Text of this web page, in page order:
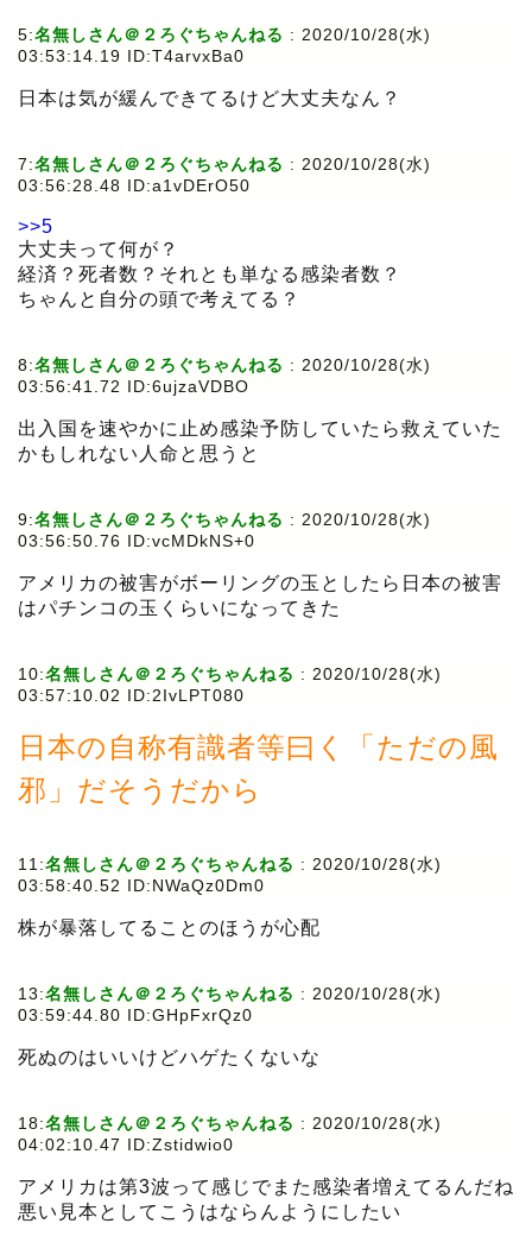
5:名無しさん＠２ろぐちゃんねる : 2020/10/28(水)
03:53:14.19 ID:T4arvxBa0
日本は気が緩んできてるけど大丈夫なん？
7:名無しさん＠２ろぐちゃんねる : 2020/10/28(水)
03:56:28.48 ID:a1vDErO50
>>5
大丈夫って何が？
経済？死者数？それとも単なる感染者数？
ちゃんと自分の頭で考えてる？
8:名無しさん＠２ろぐちゃんねる : 2020/10/28(水)
03:56:41.72 ID:6ujzaVDBO
出入国を速やかに止め感染予防していたら救えていた
かもしれない人命と思うと
9:名無しさん＠２ろぐちゃんねる : 2020/10/28(水)
03:56:50.76 ID:vcMDkNS+0
アメリカの被害がボーリングの玉としたら日本の被害
はパチンコの玉くらいになってきた
10:名無しさん＠２ろぐちゃんねる : 2020/10/28(水)
03:57:10.02 ID:2IvLPT080
日本の自称有識者等曰く「ただの風
邪」だそうだから
11:名無しさん＠２ろぐちゃんねる : 2020/10/28(水)
03:58:40.52 ID:NWaQz0Dm0
株が暴落してることのほうが心配
13:名無しさん＠２ろぐちゃんねる : 2020/10/28(水)
03:59:44.80 ID:GHpFxrQz0
死ぬのはいいけどハゲたくないな
18:名無しさん＠２ろぐちゃんねる : 2020/10/28(水)
04:02:10.47 ID:Zstidwio0
アメリカは第3波って感じでまた感染者増えてるんだね
悪い見本としてこうはならんようにしたい